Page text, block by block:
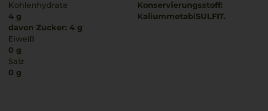
Kohlenhydrate
4 g
davon Zucker: 4 g
Eiweiß
0 g
Salz
0 g
Konservierungsstoff:
KaliummetabiSULFIT.